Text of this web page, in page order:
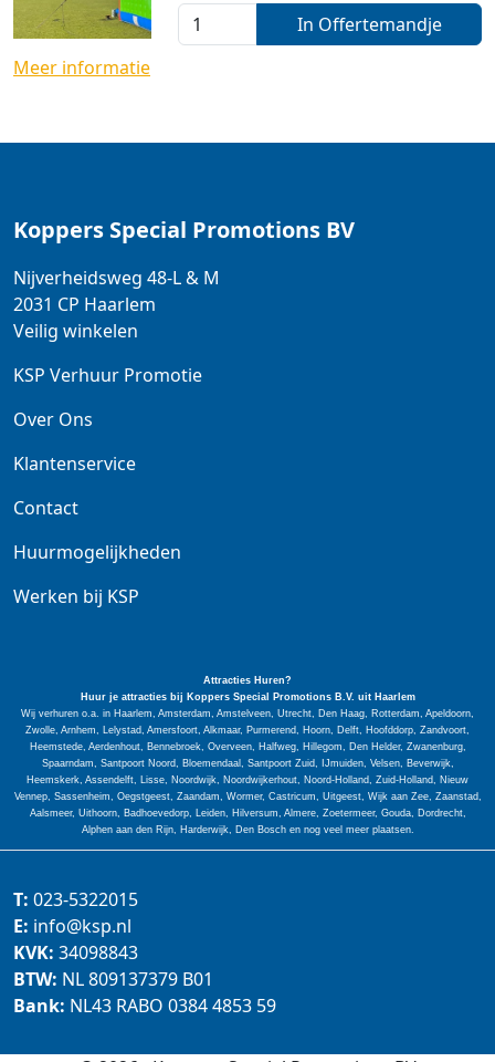
In Offertemandje
Meer informatie
Koppers Special Promotions BV
Nijverheidsweg 48-L & M
2031 CP Haarlem
Veilig winkelen
KSP Verhuur Promotie
Over Ons
Klantenservice
Contact
Huurmogelijkheden
Werken bij KSP
Attracties Huren?
Huur je attracties bij Koppers Special
PromotionsB.V. uit Haarlem
Wij verhuren o.a. in Haarlem, Amsterdam, Amstelveen, Utrecht, Den Haag, Rotterdam, Apeldoorn,
Zwolle, Arnhem, Lelystad, Amersfoort, Alkmaar, Purmerend, Hoorn, Delft, Hoofddorp, Zandvoort,
Heemstede, Aerdenhout, Bennebroek, Overveen, Halfweg, Hillegom, Den Helder, Zwanenburg,
Spaarndam, Santpoort Noord, Bloemendaal, Santpoort Zuid, IJmuiden, Velsen, Beverwijk,
Heemskerk, Assendelft, Lisse, Noordwijk, Noordwijkerhout, Noord-Holland, Zuid-Holland, Nieuw
Vennep, Sassenheim, Oegstgeest, Zaandam, Wormer, Castricum, Uitgeest, Wijk aan Zee, Zaanstad,
Aalsmeer, Uithoorn, Badhoevedorp, Leiden, Hilversum, Almere, Zoetermeer, Gouda, Dordrecht,
Alphen aan den Rijn, Harderwijk, Den Bosch en nog veel meer plaatsen.
T: 023-5322015
E: info@ksp.nl
KVK: 34098843
BTW: NL 809137379 B01
Bank: NL43 RABO 0384 4853 59